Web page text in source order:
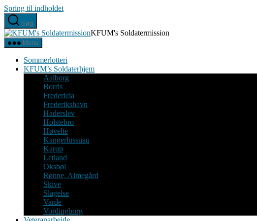
Spring til indholdet
Søg
KFUM's Soldatermission
Menu
Sommerlotteri
KFUM’s Soldaterhjem
Aalborg
Borris
Fredericia
Frederikshavn
Haderslev
Holstebro
Høvelte
Kangerlussuaq
Karup
Letland
Oksbøl
Rønne, Almegård
Skive
Slagelse
Varde
Vordingborg